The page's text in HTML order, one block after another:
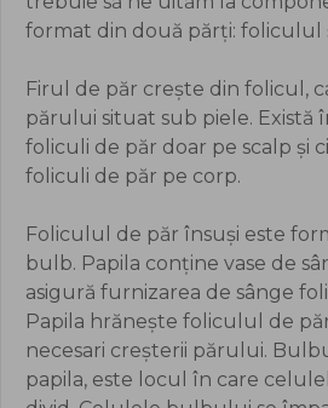
format din două părți: foliculul
Firul de păr crește din folicul,
părului situat sub piele. Există
foliculi de păr doar pe scalp și
foliculi de păr pe corp.
Foliculul de păr însuși este
bulb. Papila conține vase de
asigură furnizarea de sânge
Papila hrănește foliculul de
necesari creșterii părului.
papila, este locul în care